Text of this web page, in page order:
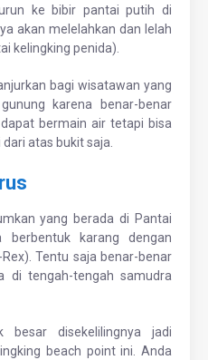
ke bibir pantai putih di
akan melelahkan dan lelah
kelingking penida).
bagi wisatawan yang
karena benar-benar
bermain air tetapi bisa
atas bukit saja.
yang berada di Pantai
berbentuk karang dengan
Tentu saja benar-benar
di tengah-tengah samudra
besar disekelilingnya jadi
beach point ini. Anda